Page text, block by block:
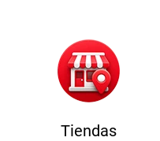
Tiendas